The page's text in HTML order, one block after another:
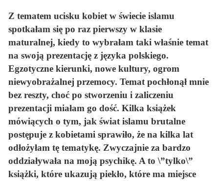
Z tematem ucisku kobiet w świecie islamu
spotkałam się po raz pierwszy w klasie
maturalnej, kiedy to wybrałam taki właśnie temat
na swoją prezentację z języka polskiego.
Egzotyczne kierunki, nowe kultury, ogrom
niewyobrażalnej przemocy. Temat pochłonął mnie
bez reszty, choć po stworzeniu i zaliczeniu
prezentacji miałam go dość. Kilka książek
mówiących o tym, jak świat islamu brutalne
postępuje z kobietami sprawiło, że na kilka lat
odłożyłam tę tematykę. Zwyczajnie za bardzo
oddziaływała na moją psychikę. A to \”tylko\”
książki, które ukazują piekło, które ma miejsce